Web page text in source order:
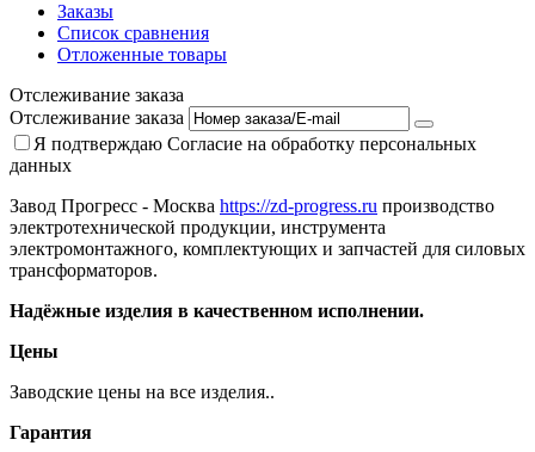
Заказы
Список сравнения
Отложенные товары
Отслеживание заказа
Отслеживание заказа
Я подтверждаю Согласие на обработку персональных
данных
Завод Прогресс - Москва https://zd-progress.ru производство
электротехнической продукции, инструмента
электромонтажного, комплектующих и запчастей для силовых
трансформаторов.
Надёжные изделия в качественном исполнении.
Цены
Заводские цены на все изделия..
Гарантия